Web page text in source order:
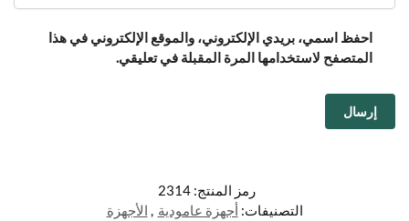
احفظ اسمي، بريدي الإلكتروني، والموقع الإلكتروني في هذا
المتصفح لاستخدامها المرة المقبلة في تعليقي.
رمز المنتج: 2314
التصنيفات:أجهزة عامودية , الأجهزة